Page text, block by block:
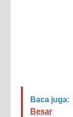
Baca juga:
Besar